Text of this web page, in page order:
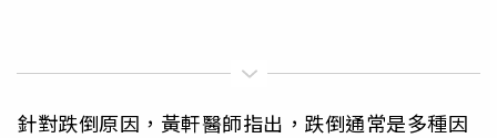
針對跌倒原因，黃軒醫師指出，跌倒通常是多種因